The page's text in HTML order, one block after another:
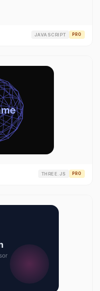
JAVASCRIPT PRO
THREE.JS PRO